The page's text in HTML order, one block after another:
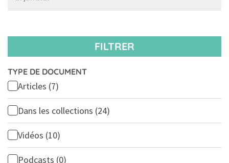
FILTRER
TYPE DE DOCUMENT
Articles (7)
Dans les collections (24)
Vidéos (10)
Podcasts (0)